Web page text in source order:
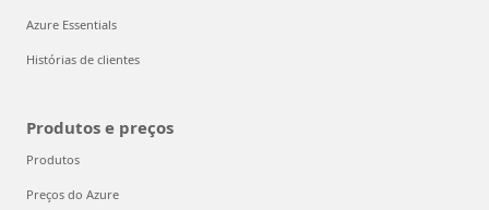
Azure Essentials
Histórias de clientes
Produtos e preços
Produtos
Preços do Azure